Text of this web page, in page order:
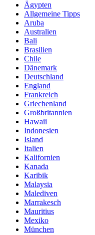
Ägypten
Allgemeine Tipps
Aruba
Australien
Bali
Brasilien
Chile
Dänemark
Deutschland
England
Frankreich
Griechenland
Großbritannien
Hawaii
Indonesien
Island
Italien
Kalifornien
Kanada
Karibik
Malaysia
Malediven
Marrakesch
Mauritius
Mexiko
München